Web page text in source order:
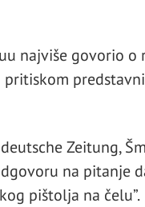
najviše govorio o
Zeitung,
na pitanje
pištolja na čelu”.